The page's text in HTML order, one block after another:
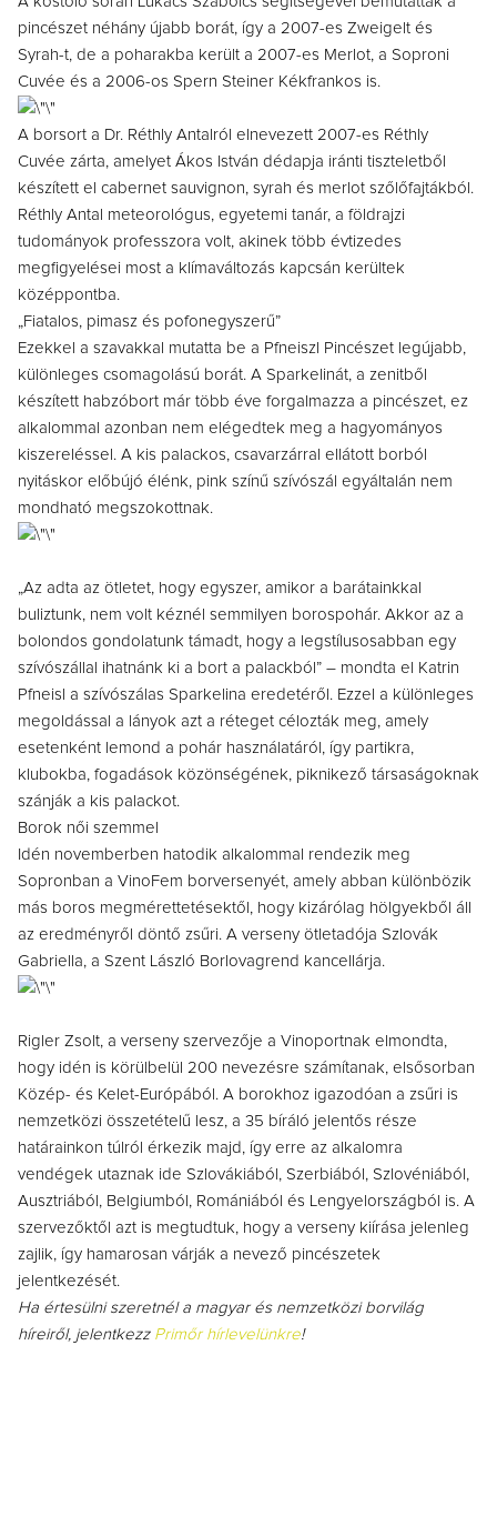
pincészet néhány újabb borát, így a 2007-es Zweigelt és
Syrah-t, de a poharakba került a 2007-es Merlot, a Soproni
Cuvée és a 2006-os Spern Steiner Kékfrankos is.
A borsort a Dr. Réthly Antalról elnevezett 2007-es Réthly
Cuvée zárta, amelyet Ákos István dédapja iránti tiszteletből
készített el cabernet sauvignon, syrah és merlot szőlőfajtákból.
Réthly Antal meteorológus, egyetemi tanár, a földrajzi
tudományok professzora volt, akinek több évtizedes
megfigyelései most a klímaváltozás kapcsán kerültek
középpontba.
„Fiatalos, pimasz és pofonegyszerű”
Ezekkel a szavakkal mutatta be a Pfneiszl Pincészet legújabb,
különleges csomagolású borát. A Sparkelinát, a zenitből
készített habzóbort már több éve forgalmazza a pincészet, ez
alkalommal azonban nem elégedtek meg a hagyományos
kiszereléssel. A kis palackos, csavarzárral ellátott borból
nyitáskor előbújó élénk, pink színű szívószál egyáltalán nem
mondható megszokottnak.
„Az adta az ötletet, hogy egyszer, amikor a barátainkkal
buliztunk, nem volt kéznél semmilyen borospohár. Akkor az a
bolondos gondolatunk támadt, hogy a legstílusosabban egy
szívószállal ihatnánk ki a bort a palackból” – mondta el Katrin
Pfneisl a szívószálas Sparkelina eredetéről. Ezzel a különleges
megoldással a lányok azt a réteget célozták meg, amely
esetenként lemond a pohár használatáról, így partikra,
klubokba, fogadások közönségének, piknikező társaságoknak
szánják a kis palackot.
Borok női szemmel
Idén novemberben hatodik alkalommal rendezik meg
Sopronban a VinoFem borversenyét, amely abban különbözik
más boros megmérettetésektől, hogy kizárólag hölgyekből áll
az eredményről döntő zsűri. A verseny ötletadója Szlovák
Gabriella, a Szent László Borlovagrend kancellárja.
Rigler Zsolt, a verseny szervezője a Vinoportnak elmondta,
hogy idén is körülbelül 200 nevezésre számítanak, elsősorban
Közép- és Kelet-Európából. A borokhoz igazodóan a zsűri is
nemzetközi összetételű lesz, a 35 bíráló jelentős része
határainkon túlról érkezik majd, így erre az alkalomra
vendégek utaznak ide Szlovákiából, Szerbiából, Szlovéniából,
Ausztriából, Belgiumból, Romániából és Lengyelországból is. A
szervezőktől azt is megtudtuk, hogy a verseny kiírása jelenleg
zajlik, így hamarosan várják a nevező pincészetek
jelentkezését.
Ha értesülni szeretnél a magyar és nemzetközi borvilág
híreiről, jelentkezz Primőr hírlevelünkre!